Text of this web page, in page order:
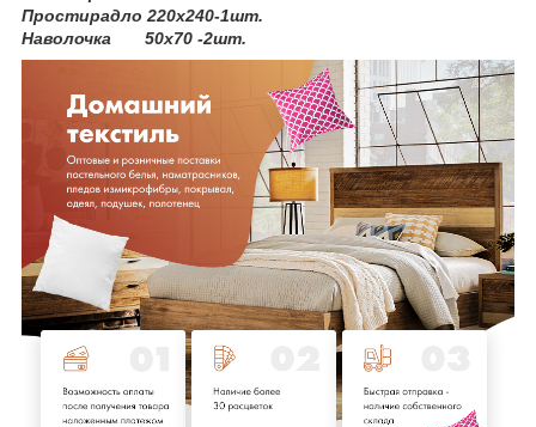
Простирадло 220х240-1шт.
Наволочка 50х70 -2шт.